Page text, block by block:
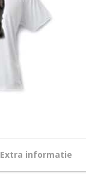
Extra informatie